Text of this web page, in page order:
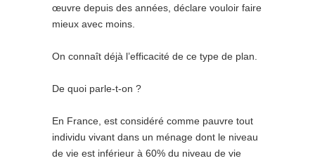
œuvre depuis des années, déclare vouloir faire
mieux avec moins.
On connaît déjà l’efficacité de ce type de plan.
De quoi parle-t-on ?
En France, est considéré comme pauvre tout
individu vivant dans un ménage dont le niveau
de vie est inférieur à 60% du niveau de vie